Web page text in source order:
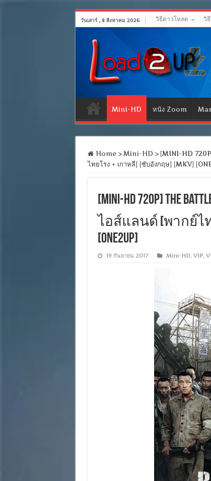
วันเสาร์ , 8 สิงหาคม 2026 วิธีดาวโหลด วิ
Mini-HD หนัง Zoom
Home > Mini-HD > [MINI-HD
ไทยโรง + เกาหลี] [ซับอังกฤษ] [MKV]
[MINI-HD 720P] The
ไอส์แลนด์ [พากย์ไท
[ONE2UP]
19 กันยายน 2017 Mini-HD, VIP,